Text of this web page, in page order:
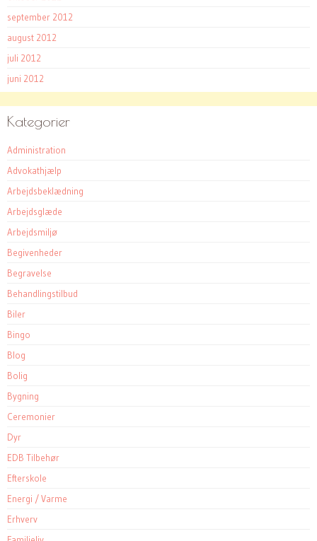
september 2012
august 2012
juli 2012
juni 2012
Kategorier
Administration
Advokathjælp
Arbejdsbeklædning
Arbejdsglæde
Arbejdsmiljø
Begivenheder
Begravelse
Behandlingstilbud
Biler
Bingo
Blog
Bolig
Bygning
Ceremonier
Dyr
EDB Tilbehør
Efterskole
Energi / Varme
Erhverv